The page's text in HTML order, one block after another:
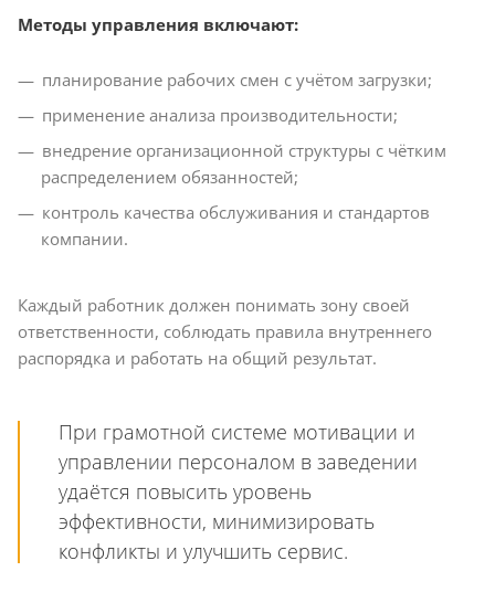
Методы управления включают:
планирование рабочих смен с учётом загрузки;
применение анализа производительности;
внедрение организационной структуры с чётким
распределением обязанностей;
контроль качества обслуживания и стандартов
компании.
Каждый работник должен понимать зону своей
ответственности, соблюдать правила внутреннего
распорядка и работать на общий результат.
При грамотной системе мотивации и
управлении персоналом в заведении
удаётся повысить уровень
эффективности, минимизировать
конфликты и улучшить сервис.